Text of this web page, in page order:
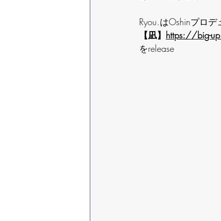
Ryou.はOshinプロデ
【凪】 https://big-
をrelease